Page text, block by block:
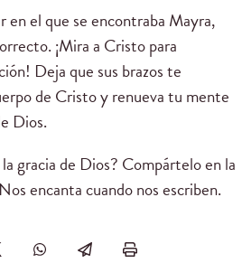
en el que se encontraba Mayra,
¡Mira a Cristo para
Deja que sus brazos te
de Cristo y renueva tu mente
Dios.
gracia de Dios? Compártelo en la
encanta cuando nos escriben.